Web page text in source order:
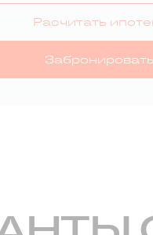
Расчитать
Забронировать